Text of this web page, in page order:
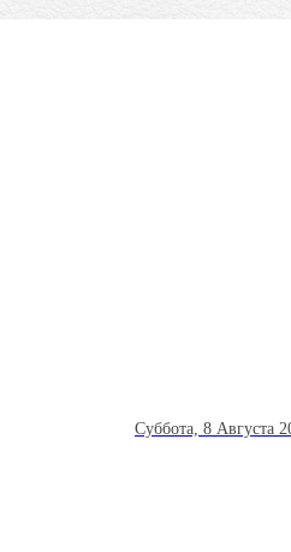
Суббота, 8 Августа